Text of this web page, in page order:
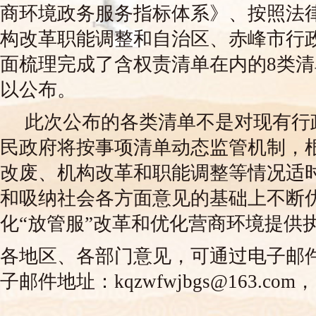
商环境政务服务指标体系》、按照法
构改革职能调整和自治区、赤峰市行
面梳理完成了含权责清单在内的8类
以公布。
此次公布的各类清单不是对现有
民政府将按事项清单动态监管机制，
改废、机构改革和职能调整等情况适
和吸纳社会各方面意见的基础上不断
化“放管服”改革和优化营商环境提供
各地区、各部门意见，可通过电子邮
子邮件地址：kqzwfwjbgs@163.com